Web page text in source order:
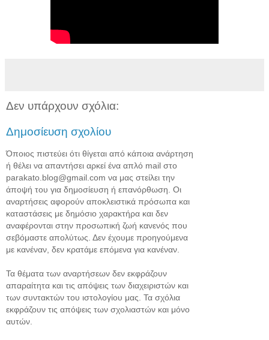
Δεν υπάρχουν σχόλια:
Δημοσίευση σχολίου
Όποιος πιστεύει ότι θίγεται από κάποια ανάρτηση
ή θέλει να απαντήσει αρκεί ένα απλό mail στο
parakato.blog@gmail.com να μας στείλει την
άποψή του για δημοσίευση ή επανόρθωση. Οι
αναρτήσεις αφορούν αποκλειστικά πρόσωπα και
καταστάσεις με δημόσιο χαρακτήρα και δεν
αναφέρονται στην προσωπική ζωή κανενός που
σεβόμαστε απολύτως. Δεν έχουμε προηγούμενα
με κανέναν, δεν κρατάμε επόμενα για κανέναν.
Τα θέματα των αναρτήσεων δεν εκφράζουν
απαραίτητα και τις απόψεις των διαχειριστών και
των συντακτών του ιστολογίου μας. Τα σχόλια
εκφράζουν τις απόψεις των σχολιαστών και μόνο
αυτών.